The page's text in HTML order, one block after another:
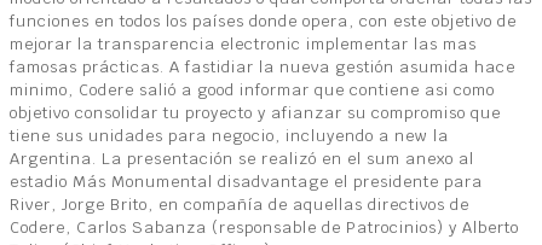
funciones en todos los países donde opera, con este objetivo de
mejorar la transparencia electronic implementar las mas
famosas prácticas. A fastidiar la nueva gestión asumida hace
minimo, Codere salió a good informar que contiene asi como
objetivo consolidar tu proyecto y afianzar su compromiso que
tiene sus unidades para negocio, incluyendo a new la
Argentina. La presentación se realizó en el sum anexo al
estadio Más Monumental disadvantage el presidente para
River, Jorge Brito, en compañía de aquellas directivos de
Codere, Carlos Sabanza (responsable de Patrocinios) y Alberto